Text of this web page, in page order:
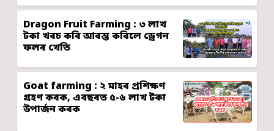
Dragon Fruit Farming : ৩ লাখ
টকা খৰচ কৰি আৰম্ভ কৰিলে ড্ৰেগন
ফলৰ খেতি
Goat farming : ২ মাহৰ প্ৰশিক্ষণ
গ্ৰহণ কৰক, এবছৰত ৫-৬ লাখ টকা
উপাৰ্জন কৰক